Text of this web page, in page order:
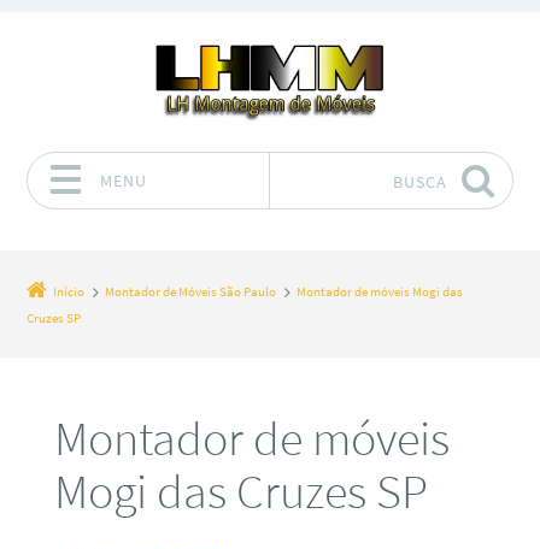
MENU BUSCA
Início Montador de Móveis São Paulo
Montador de móveis Mogi das
Cruzes SP
Montador de móveis
Mogi das Cruzes SP